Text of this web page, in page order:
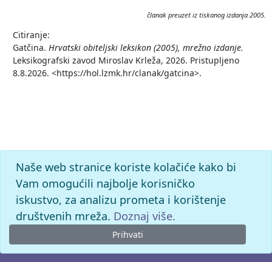
članak preuzet iz tiskanog izdanja 2005.
Citiranje:
Gatčina. Hrvatski obiteljski leksikon (2005), mrežno izdanje.
Leksikografski zavod Miroslav Krleža, 2026. Pristupljeno
8.8.2026. <https://hol.lzmk.hr/clanak/gatcina>.
Naše web stranice koriste kolačiće kako bi
Vam omogućili najbolje korisničko
iskustvo, za analizu prometa i korištenje
društvenih mreža. Doznaj više.
Prihvati
© 2026. -Leksikografski zavodMiroslav Krleža